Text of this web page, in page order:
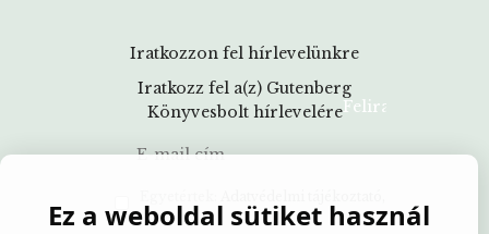
Iratkozzon fel hírlevelünkre
Iratkozz fel a(z) Gutenberg
Könyvesbolt hírlevelére
Ez a weboldal sütiket használ